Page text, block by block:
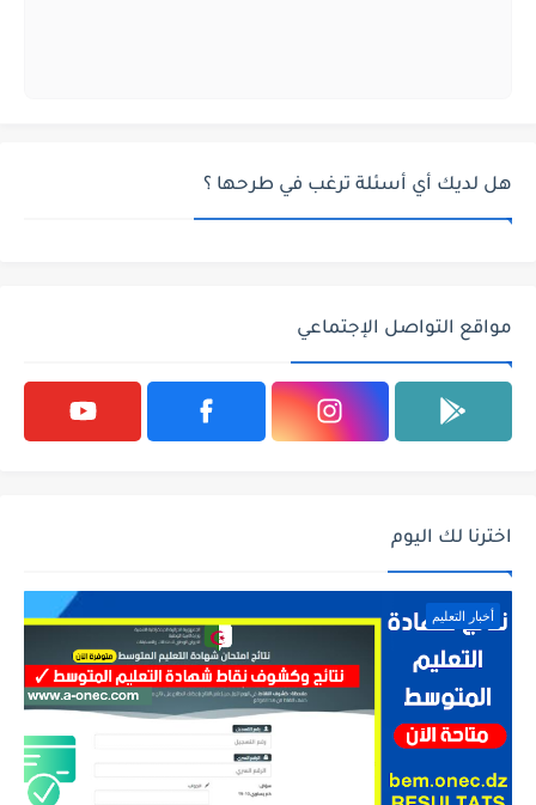
هل لديك أي أسئلة ترغب في طرحها ؟
مواقع التواصل الإجتماعي
اخترنا لك اليوم
أخبار التعليم